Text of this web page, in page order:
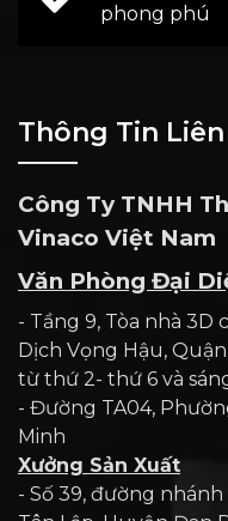
phong phú
Thông Tin Liên
Công Ty TNHH
Vinaco Việt Nam
Văn Phòng Đại
- Tầng 9, Tòa nhà 3D
Dịch Vọng Hậu, Quận
từ thứ 2- thứ 6 và
- Đường TA04,
Minh
Xưởng Sản Xuất
- Số 39, đường nhánh